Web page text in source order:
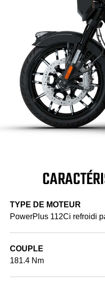
TYPE DE MOTEUR
PowerPlus 112Ci refroidi
COUPLE
181.4 Nm